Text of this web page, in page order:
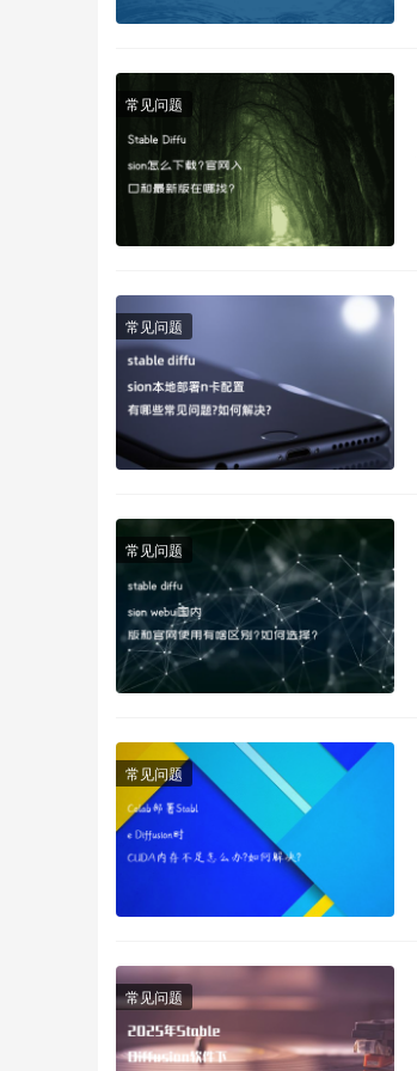
常见问题
常见问题
常见问题
常见问题
常见问题